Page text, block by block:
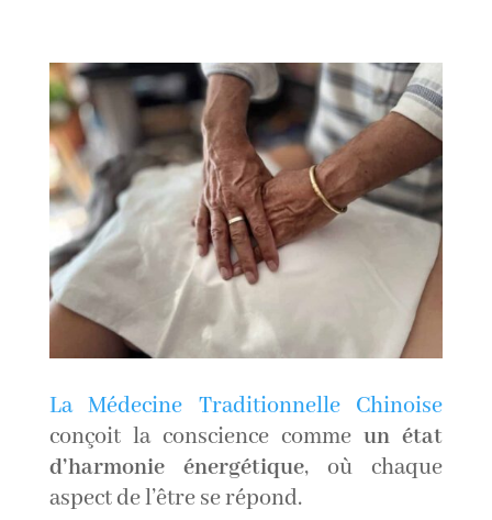
La Médecine Traditionnelle Chinoise
conçoit la conscience commeun état
d’harmonie énergétique, où chaque
aspect de l’être se répond.